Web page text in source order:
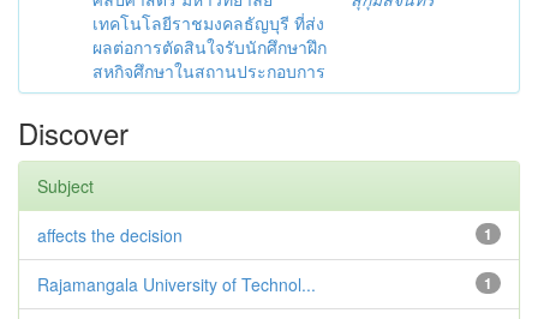
เทคโนโลยีราชมงคลธัญบุรี ที่ส่ง
ผลต่อการตัดสินใจรับนักศึกษาฝึก
สหกิจศึกษาในสถานประกอบการ
Discover
Subject
1
affects the decision
1
Rajamangala University of Technol...